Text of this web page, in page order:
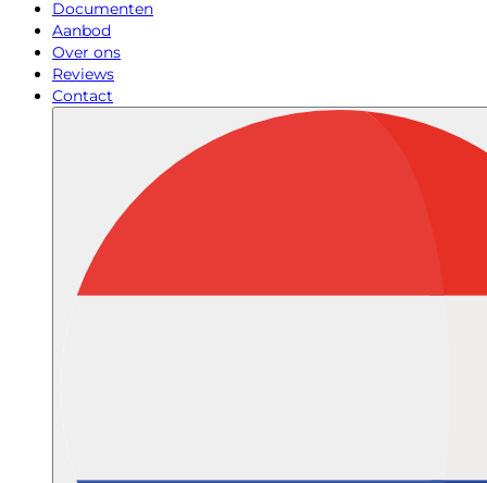
Documenten
Aanbod
Over ons
Reviews
Contact